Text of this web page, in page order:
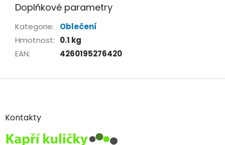
Doplňkové parametry
Kategorie:
Oblečení
Hmotnost: 0.1 kg
EAN: 4260195276420
Z
aKontakty